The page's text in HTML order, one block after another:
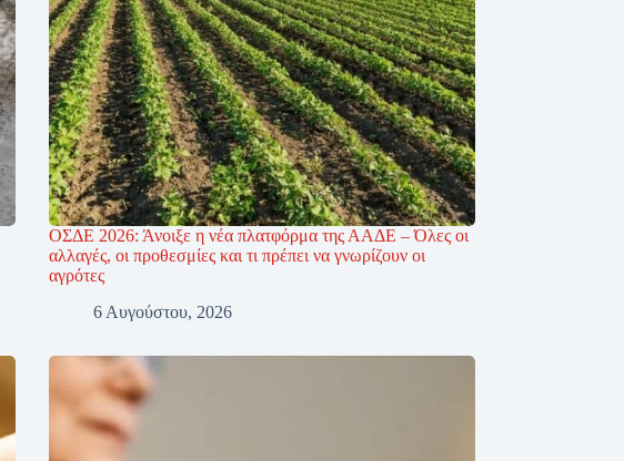
ΟΣΔΕ 2026: Άνοιξε η νέα πλατφόρμα της ΑΑΔΕ – Όλες οι
αλλαγές, οι προθεσμίες και τι πρέπει να γνωρίζουν οι
αγρότες
6 Αυγούστου, 2026